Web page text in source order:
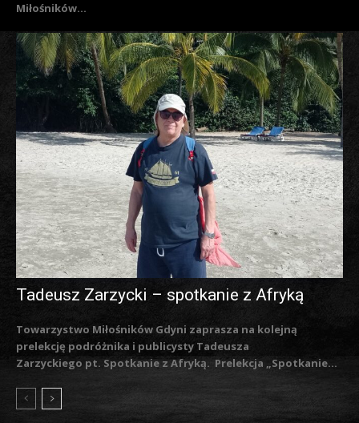
Miłośników...
Tadeusz Zarzycki – spotkanie z Afryką
Towarzystwo Miłośników Gdyni zaprasza na kolejną
prelekcję podróżnika i publicysty Tadeusza
Zarzyckiego pt. Spotkanie z Afryką. Prelekcja „Spotkanie...